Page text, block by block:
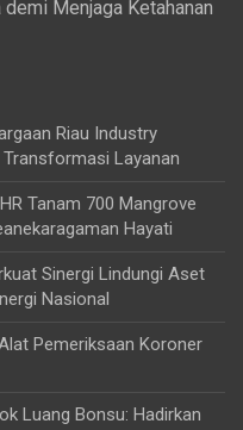
Menjaga Ketahanan
Riau Industry
Layanan
Tanam 700 Mangrove
Hayati
Sinergi Lindungi Aset
Nasional
Pemeriksaan Koroner
Luang Bonsu: Hadirkan